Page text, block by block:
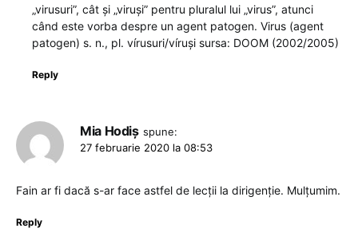
„virusuri”, cât şi „viruşi” pentru pluralul lui „virus”, atunci
când este vorba despre un agent patogen. Virus (agent
patogen) s. n., pl. vírusuri/víruși sursa: DOOM (2002/2005)
Reply
Mia Hodiș spune:
27 februarie 2020 la 08:53
Fain ar fi dacă s-ar face astfel de lecții la dirigenție. Mulțumim.
Reply